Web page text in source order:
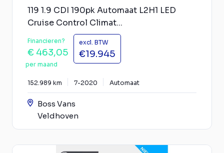
119 1.9 CDI 190pk Automaat L2H1 LED
Cruise Control Climat...
Financieren?
€ 463,05
per maand
excl. BTW
€19.945
152.989 km 7-2020 Automaat
Boss Vans
Veldhoven